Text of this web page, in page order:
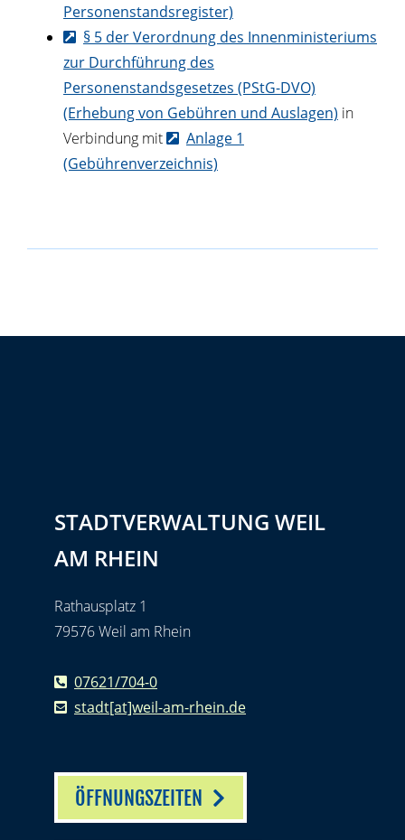
Personenstandsregister)
§ 5 der Verordnung des Innenministeriums
zur Durchführung des
Personenstandsgesetzes (PStG-DVO)
(Erhebung von Gebühren und Auslagen) in
Verbindung mit
Anlage 1
(Gebührenverzeichnis)
STADTVERWALTUNG WEIL
AM RHEIN
Rathausplatz 1
79576 Weil am Rhein
07621/704-0
stadt[at]weil-am-rhein.de
ÖFFNUNGSZEITEN